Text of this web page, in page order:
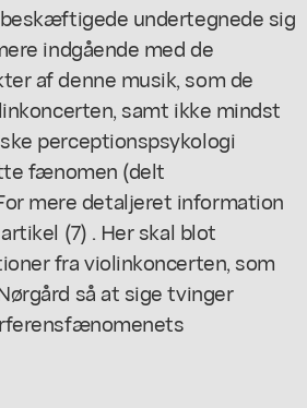
undertegnede sig
indgående med de
af denne musik, som de
samt ikke mindst
perceptionspsykologi
fænomen (delt
mere detaljeret information
(7) . Her skal blot
fra violinkoncerten, som
så at sige tvinger